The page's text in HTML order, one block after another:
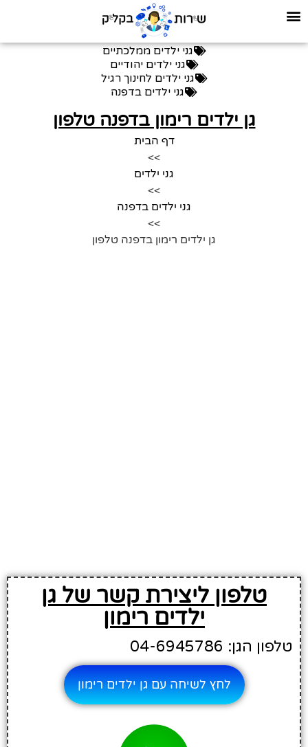
גני ילדים ממלכתיים
גני ילדים יהודיים
גני ילדים לחינוך רגיל
גני ילדים בדפנה
גן ילדים רימון בדפנה טלפון
דף הבית
>>
גני ילדים
>>
גני ילדים בדפנה
>>
גן ילדים רימון בדפנה טלפון
טלפון ליצירת קשר של גן
ילדים רימון
טלפון הגן: 04-6945786
לחץ לשיחה עם גן ילדים רימון